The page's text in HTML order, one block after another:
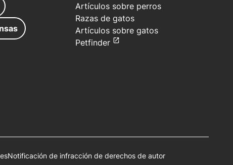
Artículos sobre perros
Razas de gatos
Artículos sobre gatos
Petfinder
Notificación de infracción de derechos de autor